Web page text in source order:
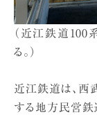
（近江鉄道100
る。）
近江鉄道は、西
する地方民営鉄